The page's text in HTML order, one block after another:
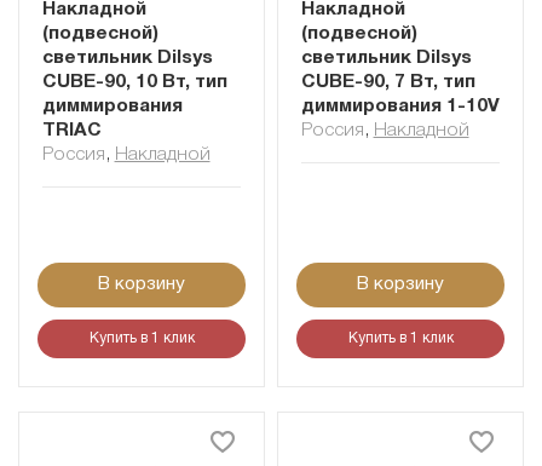
Накладной
(подвесной)
светильник Dilsys
CUBE-90, 10 Вт, тип
диммирования
TRIAC
Россия , Накладной
В корзину
Купить в 1 клик
Накладной
(подвесной)
светильник Dilsys
CUBE-90, 7 Вт, тип
диммирования 1-10V
Россия , Накладной
В корзину
Купить в 1 клик